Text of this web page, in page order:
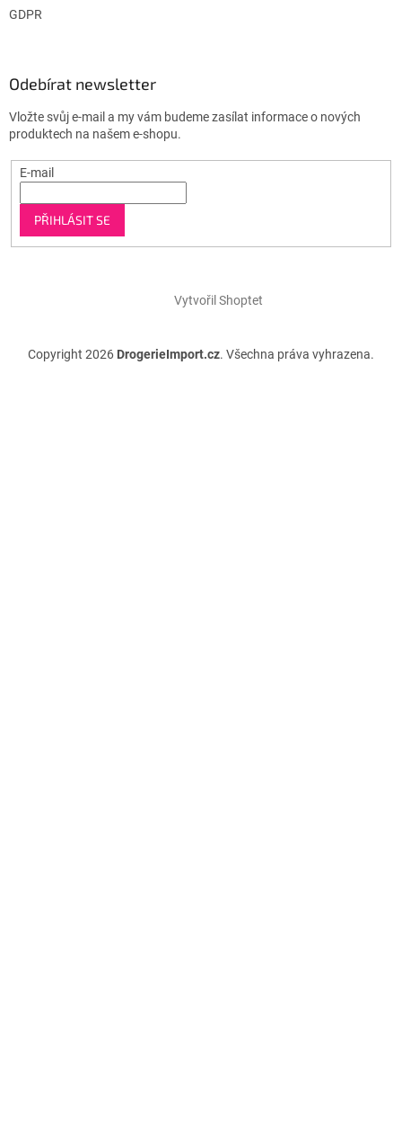
GDPR
Odebírat newsletter
Vložte svůj e-mail a my vám budeme zasílat informace o nových
produktech na našem e-shopu.
E-mail
PŘIHLÁSIT SE
Vytvořil Shoptet
Copyright 2026 DrogerieImport.cz. Všechna práva vyhrazena.